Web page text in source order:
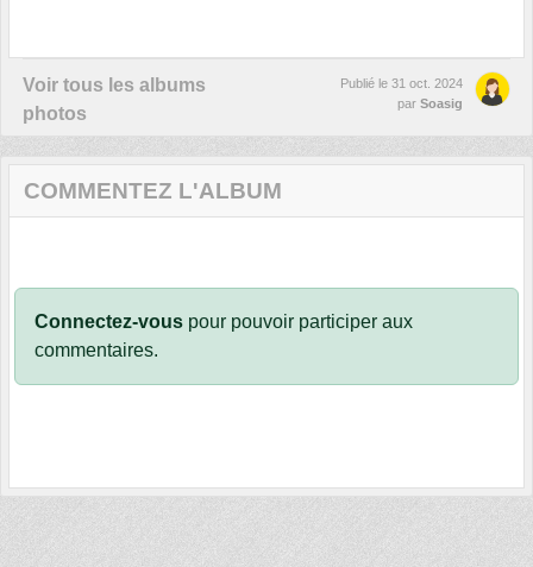
Voir tous les albums
photos
Publié le 31 oct. 2024
par Soasig
COMMENTEZ L'ALBUM
Connectez-vous pour pouvoir participer aux
commentaires.